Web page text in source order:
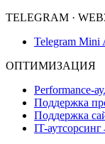
TELEGRAM ·
Telegram Mini
ОПТИМИЗАЦИЯ
Performance-
Поддержка
Поддержка
IT-аутсорсинг